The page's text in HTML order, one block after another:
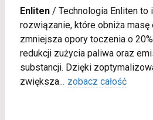
Enliten/ Technologia Enliten to
rozwiązanie, które obniża masę
zmniejsza opory toczenia o
redukcji zużycia paliwa oraz
substancji. Dzięki
zwiększa... zobacz całość